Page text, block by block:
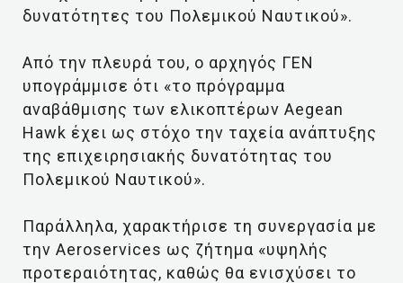
δυνατότητες του Πολεμικού Ναυτικού».
Από την πλευρά του, ο αρχηγός ΓΕΝ
υπογράμμισε ότι «το πρόγραμμα
αναβάθμισης των ελικοπτέρων Aegean
Hawk έχει ως στόχο την ταχεία ανάπτυξης
της επιχειρησιακής δυνατότητας του
Πολεμικού Ναυτικού».
Παράλληλα, χαρακτήρισε τη συνεργασία με
την Aeroservices ως ζήτημα «υψηλής
προτεραιότητας, καθώς θα ενισχύσει το